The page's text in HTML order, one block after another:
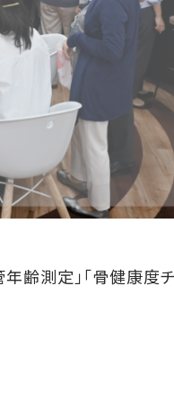
齢測定」「骨健康度チ